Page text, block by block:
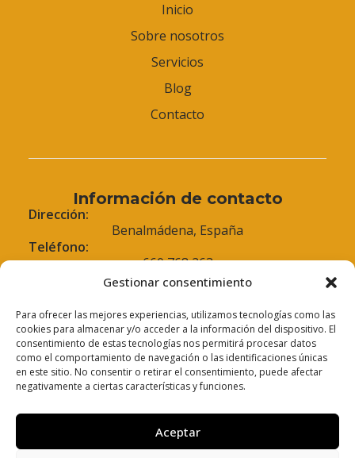
Gestionar consentimiento
Para ofrecer las mejores experiencias, utilizamos tecnologías como las
cookies para almacenar y/o acceder a la información del dispositivo. El
consentimiento de estas tecnologías nos permitirá procesar datos
como el comportamiento de navegación o las identificaciones únicas
en este sitio. No consentir o retirar el consentimiento, puede afectar
negativamente a ciertas características y funciones.
Aceptar
Inicio
Sobre nosotros
Servicios
Blog
Contacto
Información de contacto
Dirección:
Benalmádena, España
Teléfono:
660 768 263
Correo electrónico:
Cómo llegar
Legal
Aviso legal
Política de privacidad